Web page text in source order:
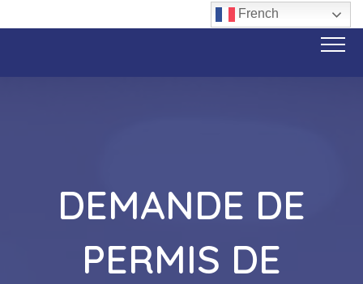
French
DEMANDE DE
PERMIS DE